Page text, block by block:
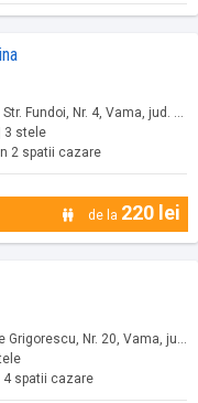
Fundoi, Nr. 4, Vama, jud. Suceava
3 stele
2 spatii cazare
de la 220 lei
Nr. 20, Vama, jud. Suceava
4 spatii cazare